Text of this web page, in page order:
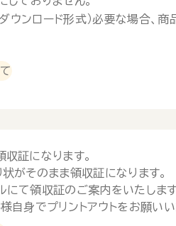
ウンロード形式）必要な場合、
証になります。
がそのまま領収証になります。
て領収証のご案内をいたします
身でプリントアウトをお願いい